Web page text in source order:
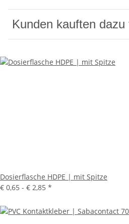
Kunden kauften
Dosierflasche HDPE | mit Spitze
€ 0,65 - € 2,85 *